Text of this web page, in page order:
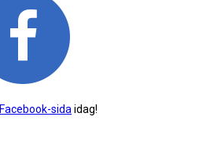
Facebook-sida idag!